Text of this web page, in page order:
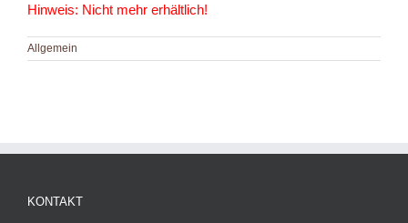
Hinweis: Nicht mehr erhältlich!
Allgemein
KONTAKT